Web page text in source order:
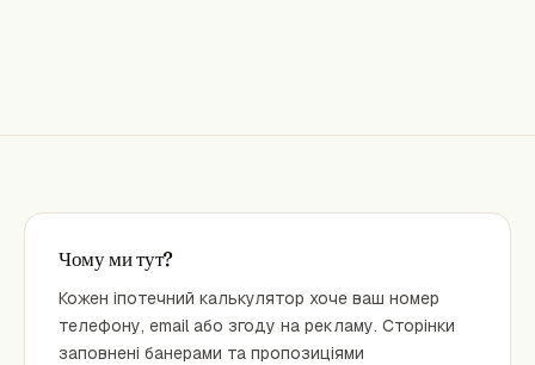
Чому ми тут?
Кожен іпотечний калькулятор хоче ваш номер
телефону, email або згоду на рекламу. Сторінки
заповнені банерами та пропозиціями